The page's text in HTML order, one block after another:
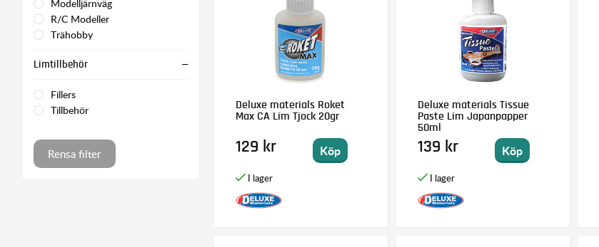
Modelljärnväg
R/C Modeller
Trähobby
Limtillbehör
Fillers
Tillbehör
Rensa filter
Deluxe materials Roket
Max CA Lim Tjock 20gr
129 kr Köp
Deluxe materials Tissue
Paste Lim Japanpapper
50ml
139 kr Köp